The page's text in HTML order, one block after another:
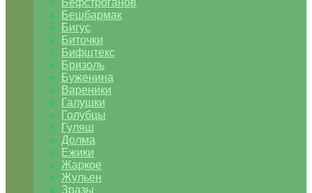
Бефстроганов
Бешбармак
Бигус
Биточки
Бифштекс
Бризоль
Буженина
Вареники
Галушки
Голубцы
Гуляш
Долма
Ежики
Жаркое
Жульен
Зразы